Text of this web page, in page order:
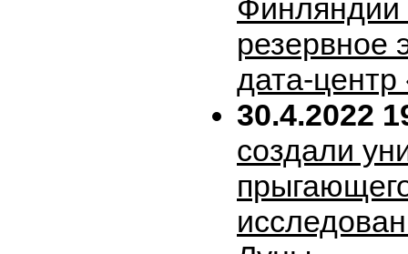
резервное
дата-
30.4.2022
создали